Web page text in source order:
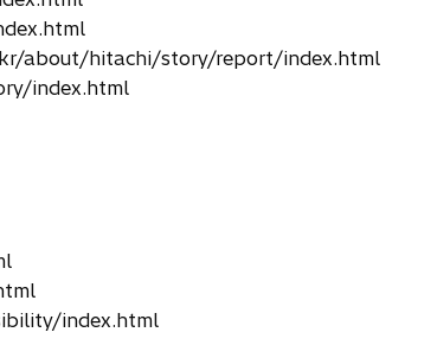
about/hitachi/story/report/index.html
index.html
index.html